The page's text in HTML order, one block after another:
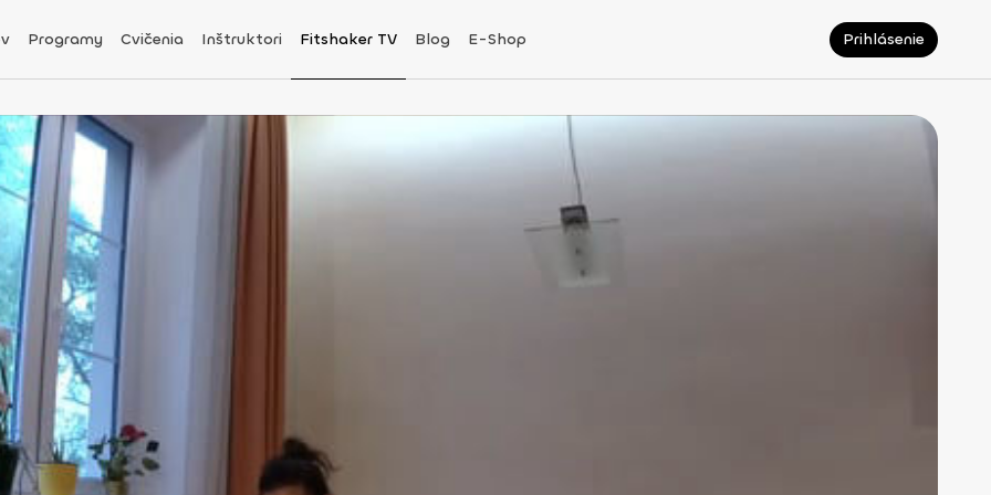
Programy Cvičenia Inštruktori Fitshaker TV Blog E-Shop Prihlásenie